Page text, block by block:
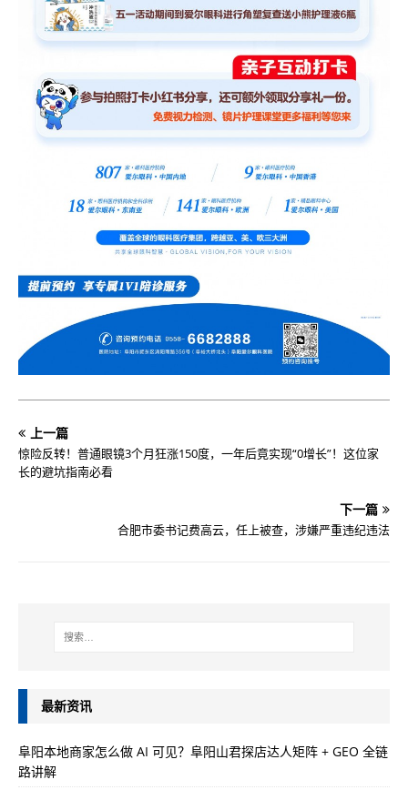
上一篇
惊险反转！普通眼镜3个月狂涨150度，一年后竟实现“0增长”！这位家
长的避坑指南必看
下一篇
合肥市委书记费高云，任上被查，涉嫌严重违纪违法
最新资讯
阜阳本地商家怎么做 AI 可见？阜阳山君探店达人矩阵 + GEO 全链
路讲解